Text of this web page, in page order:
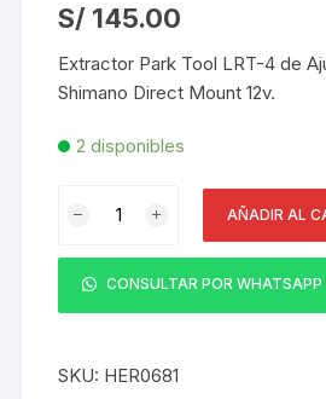
S/ 145.00
Extractor Park Tool LRT-4 de
Shimano Direct Mount 12v.
2 disponibles
Tool
LRT-
4
Ajuste
AÑADIR AL
CONSULTAR POR WHATSAPP
SKU: HER0681